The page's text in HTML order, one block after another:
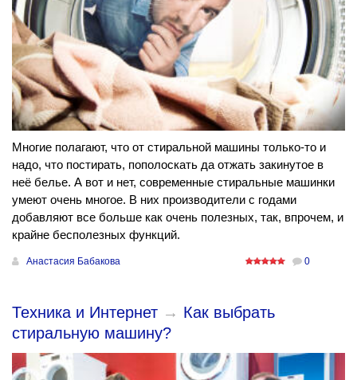
Многие полагают, что от стиральной машины только-то и
надо, что постирать, пополоскать да отжать закинутое в
неё белье. А вот и нет, современные стиральные машинки
умеют очень многое. В них производители с годами
добавляют все больше как очень полезных, так, впрочем, и
крайне бесполезных функций.
Анастасия Бабакова 0
Техника и Интернет → Как выбрать
стиральную машину?